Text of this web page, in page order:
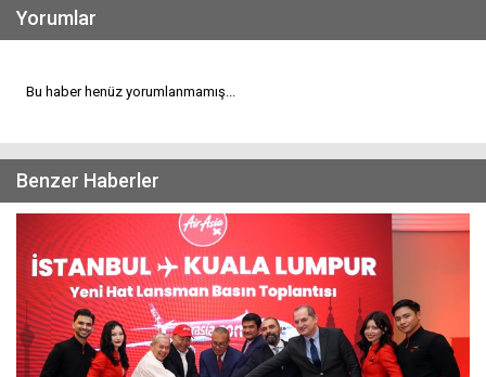
Yorumlar
Bu haber henüz yorumlanmamış...
Benzer Haberler